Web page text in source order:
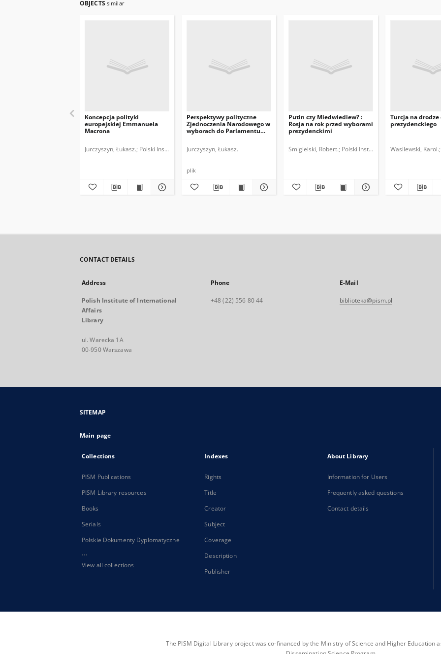
OBJECTS similar
Koncepcja polityki
europejskiej Emmanuela
Macrona
Jurczyszyn, Łukasz. Polski Instytut Spraw Międzynarodowych.
Perspektywy polityczne
Zjednoczenia Narodowego w
wyborach do Parlamentu
Jurczyszyn, Łukasz.
plik
Putin czy Miedwiediew? :
Rosja na rok przed wyborami
prezydenckimi
Śmigielski, Robert. Polski Instytut Spraw
Turcja na
prezydenckiego
Wasilewski, Karol.
CONTACT DETAILS
Address
Polish Institute of International
Affairs
Library
ul. Warecka 1A
00-950 Warszawa
Phone
+48 (22) 556 80 44
E-Mail
biblioteka@pism.pl
SITEMAP
Main page
Collections
PISM Publications
PISM Library resources
Books
Serials
Polskie Dokumenty Dyplomatyczne
...
View all collections
Indexes
Rights
Title
Creator
Subject
Coverage
Description
Publisher
About Library
Information for Users
Frequently asked questions
Contact details
The PISM Digital Library project was co-financed by the Ministry of Science and Higher Education